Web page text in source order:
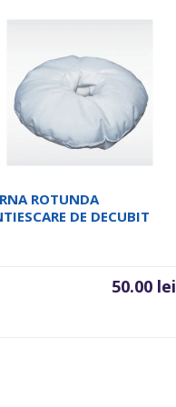
ROTUNDA
DE DECUBIT
50.00 lei